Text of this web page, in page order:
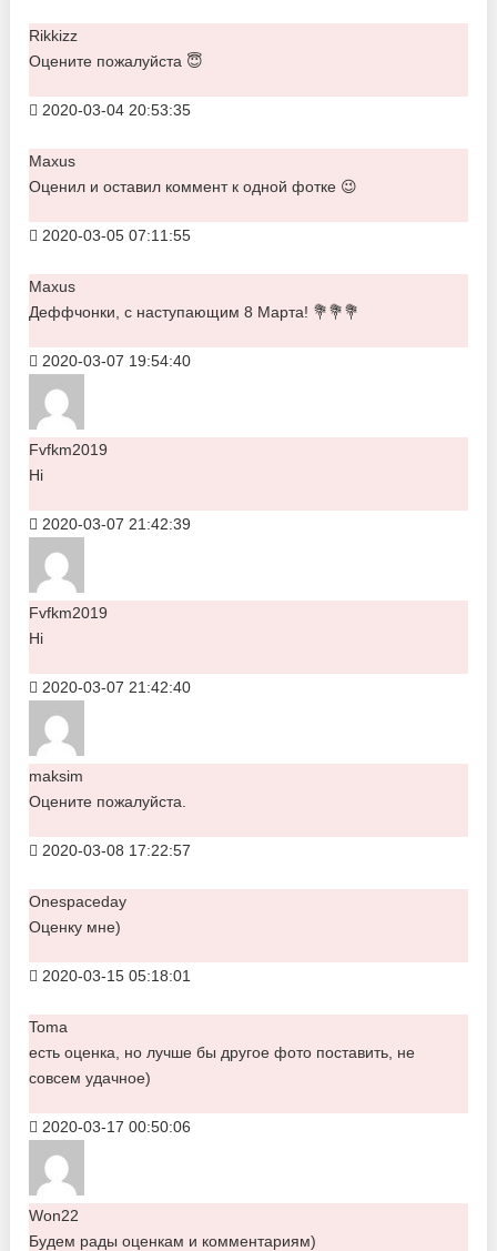
Rikkizz
Оцените пожалуйста 😇
2020-03-04 20:53:35
Maxus
Оценил и оставил коммент к одной фотке 😉
2020-03-05 07:11:55
Maxus
Деффчонки, с наступающим 8 Марта! 💐💐💐
2020-03-07 19:54:40
Fvfkm2019
Hi
2020-03-07 21:42:39
Fvfkm2019
Hi
2020-03-07 21:42:40
maksim
Оцените пожалуйста.
2020-03-08 17:22:57
Onespaceday
Оценку мне)
2020-03-15 05:18:01
Toma
есть оценка, но лучше бы другое фото поставить, не
совсем удачное)
2020-03-17 00:50:06
Won22
Будем рады оценкам и комментариям)